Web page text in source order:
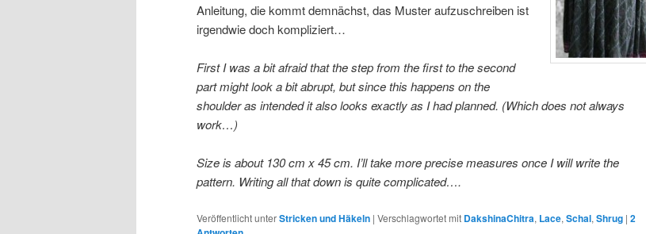
Anleitung, die kommt demnächst, das Muster aufzuschreiben ist
irgendwie doch kompliziert…
First I was a bit afraid that the step from the first to the second
part might look a bit abrupt, but since this happens on the
shoulder as intended it also looks exactly as I had planned. (Which does not always
work…)
Size is about 130 cm x 45 cm. I’ll take more precise measures once I will write the
pattern. Writing all that down is quite complicated….
Veröffentlicht unterStricken und Häkeln | Verschlagwortet mit DakshinaChitra, Lace, Schal, Shrug | 2